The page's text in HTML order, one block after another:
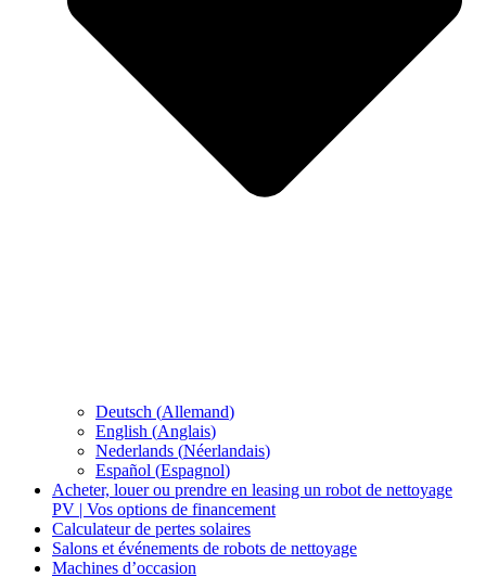
Deutsch (Allemand)
English (Anglais)
Nederlands (Néerlandais)
Español (Espagnol)
Acheter, louer ou prendre en leasing un robot de nettoyage
PV | Vos options de financement
Calculateur de pertes solaires
Salons et événements de robots de nettoyage
Machines d’occasion